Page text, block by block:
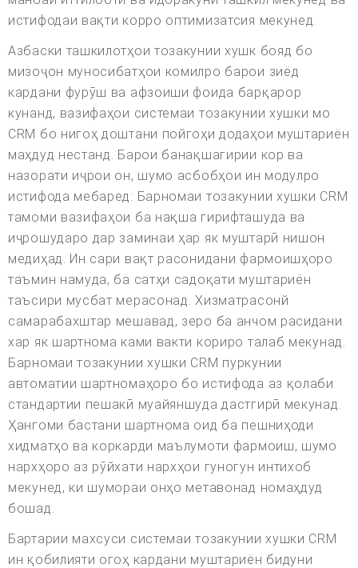
истифодаи вақти корро оптимизатсия мекунед.
Азбаски ташкилотҳои тозакунии хушк бояд бо
мизоҷон муносибатҳои комилро барои зиёд
кардани фурӯш ва афзоиши фоида барқарор
кунанд, вазифаҳои системаи тозакунии хушки мо
CRM бо нигоҳ доштани пойгоҳи додаҳои муштариён
маҳдуд нестанд. Барои банақшагирии кор ва
назорати иҷрои он, шумо асбобҳои ин модулро
истифода мебаред: Барномаи тозакунии хушки CRM
тамоми вазифаҳои ба нақша гирифташуда ва
иҷрошударо дар заминаи ҳар як муштарӣ нишон
медиҳад. Ин сари вақт расонидани фармоишҳоро
таъмин намуда, ба сатҳи садоқати муштариён
таъсири мусбат мерасонад. Хизматрасонй
самарабахштар мешавад, зеро ба анчом расидани
хар як шартнома ками вакти кориро талаб мекунад.
Барномаи тозакунии хушки CRM пуркунии
автоматии шартномаҳоро бо истифода аз қолаби
стандартии пешакӣ муайяншуда дастгирӣ мекунад.
Ҳангоми бастани шартнома оид ба пешниҳоди
хидматҳо ва коркарди маълумоти фармоиш, шумо
нархҳоро аз рӯйхати нархҳои гуногун интихоб
мекунед, ки шумораи онҳо метавонад номаҳдуд
бошад.
Бартарии махсуси системаи тозакунии хушки CRM
ин қобилияти огоҳ кардани муштариён бидуни